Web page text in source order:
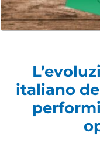
italiano